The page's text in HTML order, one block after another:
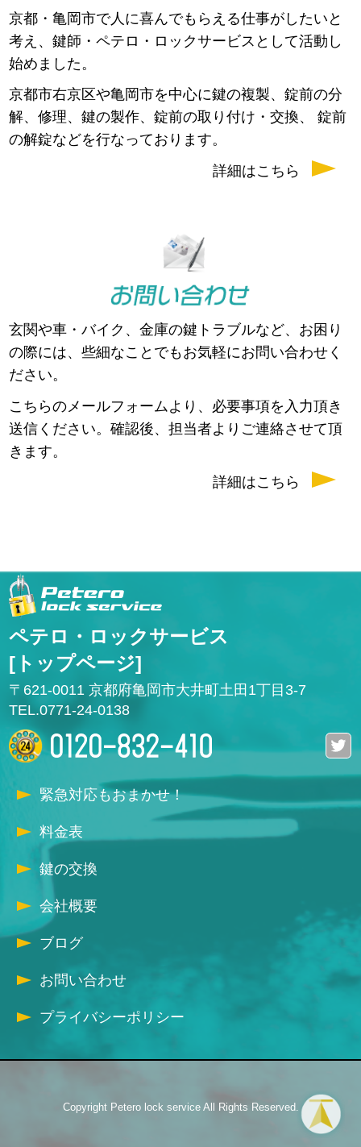
京都・亀岡市で人に喜んでもらえる仕事がしたいと
考え、鍵師・ペテロ・ロックサービスとして活動し
始めました。
京都市右京区や亀岡市を中心に鍵の複製、錠前の分
解、修理、鍵の製作、錠前の取り付け・交換、 錠前
の解錠などを行なっております。
詳細はこちら
玄関や車・バイク、金庫の鍵トラブルなど、お困り
の際には、些細なことでもお気軽にお問い合わせく
ださい。
こちらのメールフォームより、必要事項を入力頂き
送信ください。確認後、担当者よりご連絡させて頂
きます。
詳細はこちら
ペテロ・ロックサービス
[トップページ]
〒621-0011 京都府亀岡市大井町土田1丁目3-7
TEL.0771-24-0138
緊急対応もおまかせ！
料金表
鍵の交換
会社概要
ブログ
お問い合わせ
プライバシーポリシー
Copyright Petero lock service All Rights Reserved.